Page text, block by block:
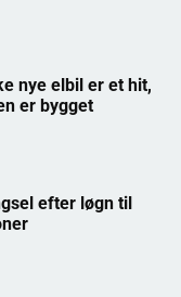
nye elbil er et hit,
er bygget
efter løgn til